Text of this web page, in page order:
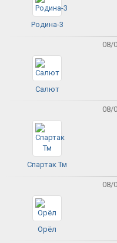
Родина-3
08/
Салют
08/
Спартак Тм
08/
Орёл